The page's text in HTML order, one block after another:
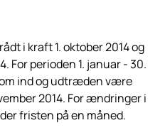
i kraft 1. oktober 2014 og
For perioden 1. januar - 30.
ind og udtræden være
2014. For ændringer i
fristen på en måned.